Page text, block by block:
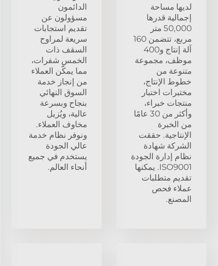
لديها مساحة
إجمالية قدرها
50,000 متر
مربع، تتضمن 160
آلة إنتاج و400
موظف، مجموعة
متنوعة من
خطوط الإنتاج،
مختبرات اختبار
منتجات خبراء،
وأكثر من 30 عامًا
من الخبرة
الإنتاجية. حققت
الشركة شهادة
نظام إدارة الجودة
ISO9001. يمكنها
تقديم متطلبات
عملاء فحص
المصنع.
الدائمون
مسؤولون عن
تقديم استجابات
سريعة لمراوح
السقف ذات
الخمس شفرات،
مما يمكّن العملاء
من إنجاز خدمة
السوق النهائي
بنجاح وبسرعة
عالية، ويُزيل
مخاوف العملاء.
ونوفر نظام خدمة
عالي الجودة
يستخدم في جميع
أنحاء العالم.